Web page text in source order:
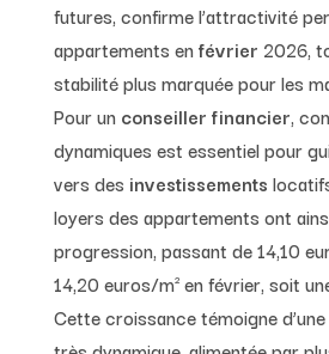
futures, confirme l’attractivité
appartements en février 2026,
stabilité plus marquée pour les
Pour un conseiller financier,
dynamiques est essentiel pour
vers des investissements
loyers des appartements ont
progression, passant de 14,10
14,20 euros/m² en février, soit
Cette croissance témoigne